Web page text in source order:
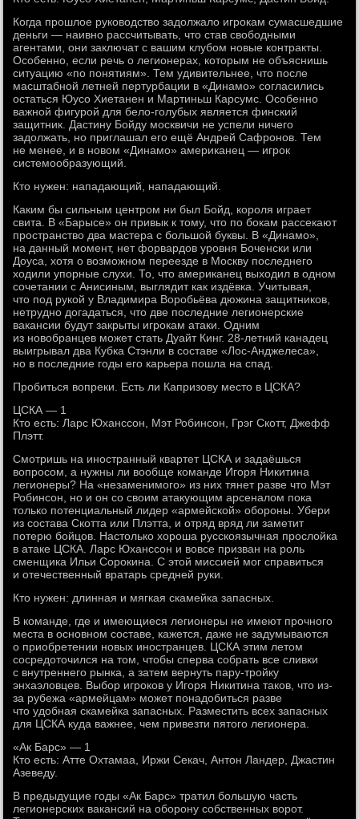
Когда прошлое руководство задолжало игрокам сумасшедшие
деньги — наивно рассчитывать, что став свободными
агентами, они заключат с вашим клубом новые контракты.
Особенно, если речь о легионерах, которым не объяснишь
ситуацию «по понятиям». Тем удивительнее, что после
масштабной летней пертурбации в «Динамо» согласились
остаться Юусо Хиетанен и Мартиньш Карсумс. Особенно
важной фигурой для бело-голубых является финский
защитник. Дастину Бойду москвичи не успели ничего
задолжать, но приглашал его ещё Андрей Сафронов. Тем
не менее, и в новом «Динамо» американец — игрок
системообразующий.
Кто нужен: нападающий, нападающий.
Каким бы сильным центром ни был Бойд, короля играет
свита. В «Барысе» он привык к тому, что по бокам рассекают
пространство два мастера с большой буквы. В «Динамо»,
на данный момент, нет форвардов уровня Боченски или
Доуса, хотя о возможном переезде в Москву последнего
ходили упорные слухи. То, что американец выходил в одном
сочетании с Анисиным, выглядит как издёвка. Учитывая,
что под рукой у Владимира Воробьёва дюжина защитников,
нетрудно догадаться, что две последние легионерские
вакансии будут закрыты игрокам атаки. Одним
из новобранцев может стать Дуайт Кинг. 28-летний канадец
выигрывал два Кубка Стэнли в составе «Лос-Анджелеса»,
но в последние годы его карьера пошла на спад.
Пробиться вопреки. Есть ли Капризову место в ЦСКА?
ЦСКА — 1
Кто есть: Ларс Юханссон, Мэт Робинсон, Грэг Скотт, Джефф
Плэтт.
Смотришь на иностранный квартет ЦСКА и задаёшься
вопросом, а нужны ли вообще команде Игоря Никитина
легионеры? На «незаменимого» из них тянет разве что Мэт
Робинсон, но и он со своим атакующим арсеналом пока
только потенциальный лидер «армейской» обороны. Убери
из состава Скотта или Плэтта, и отряд вряд ли заметит
потерю бойцов. Настолько хороша русскоязычная прослойка
в атаке ЦСКА. Ларс Юханссон и вовсе призван на роль
сменщика Ильи Сорокина. С этой миссией мог справиться
и отечественный вратарь средней руки.
Кто нужен: длинная и мягкая скамейка запасных.
В команде, где и имеющиеся легионеры не имеют прочного
места в основном составе, кажется, даже не задумываются
о приобретении новых иностранцев. ЦСКА этим летом
сосредоточился на том, чтобы сперва собрать все сливки
с внутреннего рынка, а затем вернуть пару-тройку
энхаэловцев. Выбор игроков у Игоря Никитина таков, что из-
за рубежа «армейцам» может понадобиться разве
что удобная скамейка запасных. Разместить всех запасных
для ЦСКА куда важнее, чем привезти пятого легионера.
«Ак Барс» — 1
Кто есть: Атте Охтамаа, Иржи Секач, Антон Ландер, Джастин
Азеведу.
В предыдущие годы «Ак Барс» тратил большую часть
легионерских вакансий на оборону собственных ворот.